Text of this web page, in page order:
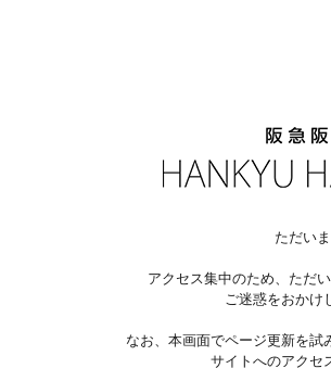
ただい
アクセス集中のため、ただ
ご迷惑をおかけ
なお、本画面でページ更新を
サイトへのアクセ